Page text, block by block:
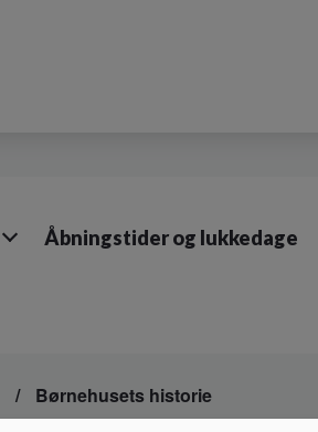
Åbningstider og lukkedage
Børnehusets historie